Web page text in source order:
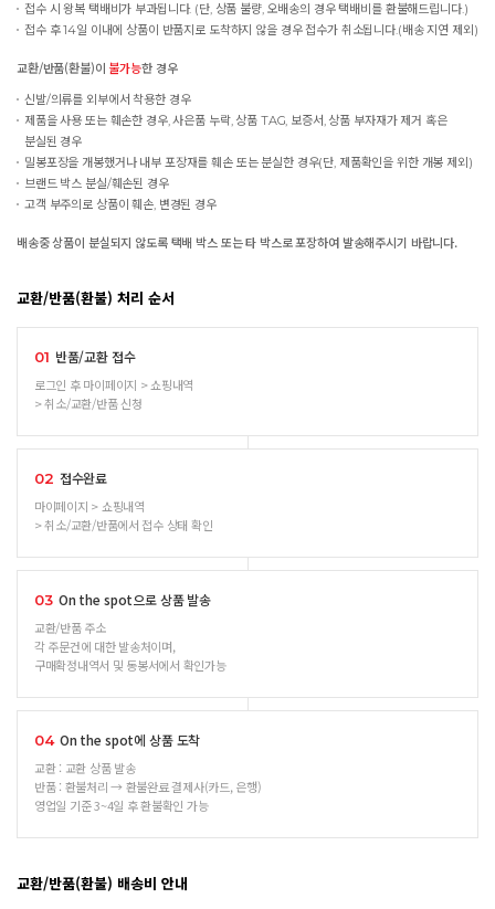
접수 시 왕복 택배비가 부과됩니다. (단, 상품 불량, 오배송의 경우 택배비를 환불해드립니다.)
접수 후 14일 이내에 상품이 반품지로 도착하지 않을 경우 접수가 취소됩니다.(배송 지연 제외)
교환/반품(환불)이 불가능한 경우
신발/의류를 외부에서 착용한 경우
제품을 사용 또는 훼손한 경우, 사은품 누락, 상품 TAG, 보증서, 상품 부자재가 제거 혹은
분실된 경우
밀봉포장을 개봉했거나 내부 포장재를 훼손 또는 분실한 경우(단, 제품확인을 위한 개봉 제외)
브랜드 박스 분실/훼손된 경우
고객 부주의로 상품이 훼손, 변경된 경우
배송중 상품이 분실되지 않도록 택배 박스 또는 타 박스로 포장하여 발송해주시기 바랍니다.
교환/반품(환불) 처리 순서
01 반품/교환 접수
로그인 후 마이페이지 > 쇼핑내역
> 취소/교환/반품 신청
02 접수완료
마이페이지 > 쇼핑내역
> 취소/교환/반품에서 접수 상태 확인
03 On the spot으로 상품 발송
교환/반품 주소
각 주문건에 대한 발송처이며,
구매확정내역서 및 동봉서에서 확인가능
04 On the spot에 상품 도착
교환 : 교환 상품 발송
반품 : 환불처리 → 환불완료 결제사(카드, 은행)
영업일 기준 3~4일 후 환불확인 가능
교환/반품(환불) 배송비 안내